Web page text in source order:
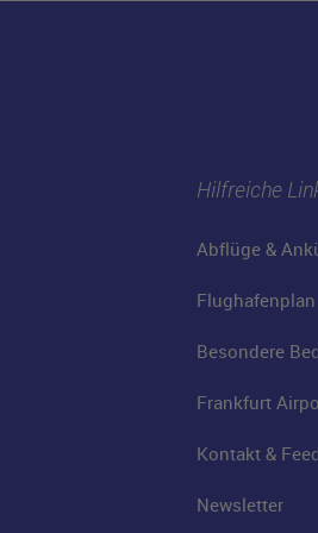
Hilfreiche
Abflüge &
Flughafenplan
Besondere
Frankfurt
Kontakt &
Newsletter